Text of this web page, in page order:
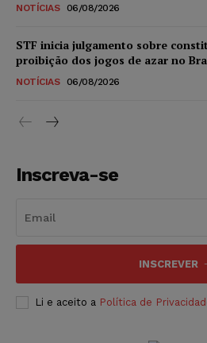
NOTÍCIAS 06/08/2026
STF inicia julgamento sobre
proibição dos jogos de azar no
NOTÍCIAS 06/08/2026
Inscreva-se
INSCREVER
Li e aceito a Política de